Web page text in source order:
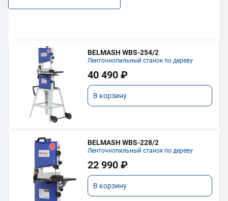
BELMASH WBS-254/2
Ленточнопильный станок по дереву
40 490 ₽
В корзину
BELMASH WBS-228/2
Ленточнопильный станок по дереву
22 990 ₽
В корзину